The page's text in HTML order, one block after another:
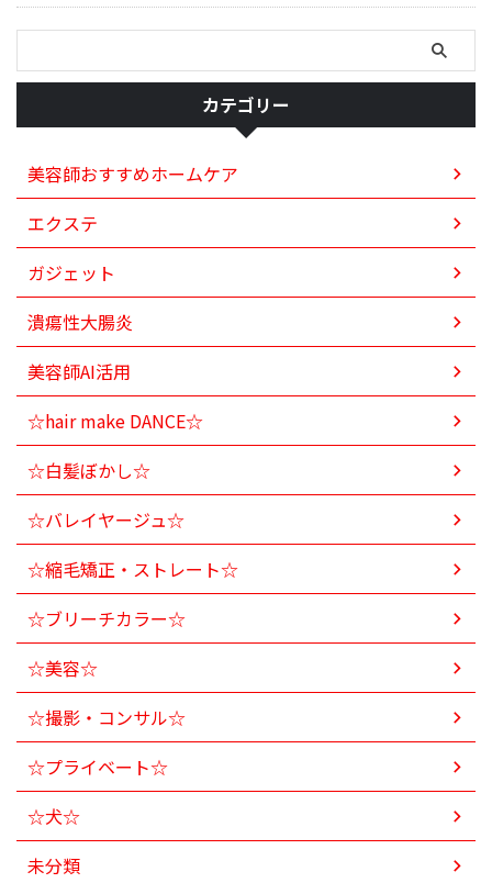
カテゴリー
美容師おすすめホームケア
エクステ
ガジェット
潰瘍性大腸炎
美容師AI活用
☆hair make DANCE☆
☆白髪ぼかし☆
☆バレイヤージュ☆
☆縮毛矯正・ストレート☆
☆ブリーチカラー☆
☆美容☆
☆撮影・コンサル☆
☆プライベート☆
☆犬☆
未分類